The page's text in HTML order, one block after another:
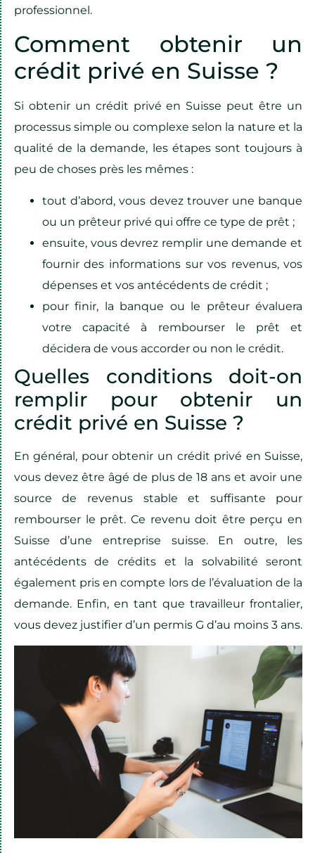
professionnel.
Comment obtenir un
crédit privé en Suisse ?
Si obtenir un crédit privé en Suisse peut être un
processus simple ou complexe selon la nature et la
qualité de la demande, les étapes sont toujours à
peu de choses près les mêmes :
tout d’abord, vous devez trouver une banque
ou un prêteur privé qui offre ce type de prêt ;
ensuite, vous devrez remplir une demande et
fournir des informations sur vos revenus, vos
dépenses et vos antécédents de crédit ;
pour finir, la banque ou le prêteur évaluera
votre capacité à rembourser le prêt et
décidera de vous accorder ou non le crédit.
Quelles conditions doit-on
remplir pour obtenir un
crédit privé en Suisse ?
En général, pour obtenir un crédit privé en Suisse,
vous devez être âgé de plus de 18 ans et avoir une
source de revenus stable et suffisante pour
rembourser le prêt. Ce revenu doit être perçu en
Suisse d’une entreprise suisse. En outre, les
antécédents de crédits et la solvabilité seront
également pris en compte lors de l’évaluation de la
demande. Enfin, en tant que travailleur frontalier,
vous devez justifier d’un permis G d’au moins 3 ans.